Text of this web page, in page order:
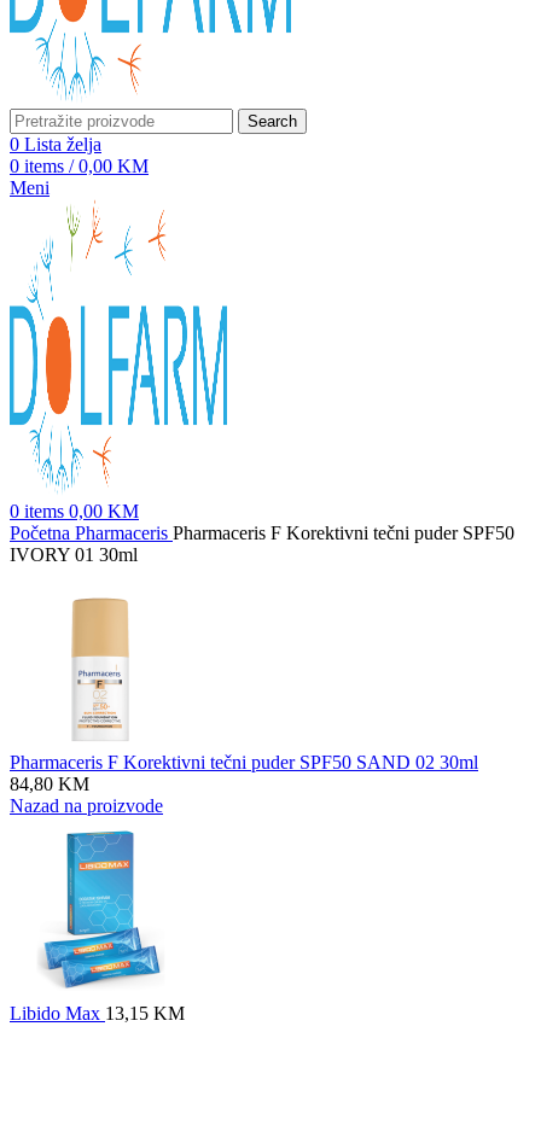
Search
0 Lista želja
0 items / 0,00 KM
Meni
0 items 0,00 KM
Početna Pharmaceris Pharmaceris F Korektivni tečni puder SPF50
IVORY 01 30ml
Pharmaceris F Korektivni tečni puder SPF50 SAND 02 30ml
84,80 KM
Nazad na proizvode
Libido Max 13,15 KM